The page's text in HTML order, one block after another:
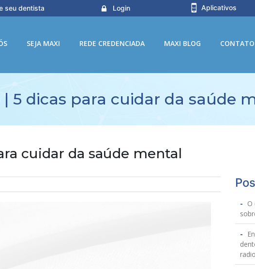
seu dentista Login Aplicativos
SEJA MAXI REDE CREDENCIADA MAXI BLOG CONTATO
5 dicas para cuidar da saúde
cuidar da saúde mental
O